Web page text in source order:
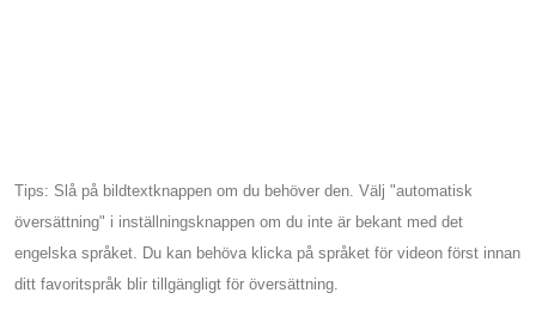
Tips: Slå på bildtextknappen om du behöver den. Välj "automatisk
översättning" i inställningsknappen om du inte är bekant med det
engelska språket. Du kan behöva klicka på språket för videon först innan
ditt favoritspråk blir tillgängligt för översättning.